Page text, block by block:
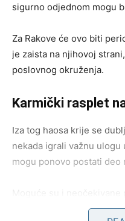
sigurno odjednom mogu
Za Rakove će ovo biti
je zaista na njihovoj
poslovnog okruženja.
Karmički rasplet
Iza tog haosa krije se
nekada igrali važnu
mogu ponovo postati deo
novih ljudi ili odlazak